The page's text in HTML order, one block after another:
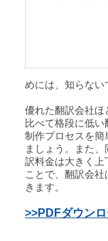
めには、知らない
優れた翻訳会社ほ
比べて格段に低
制作プロセスを簡
ましょう。また
訳料金は大きく上
ことで、翻訳会
きます。
>>PDFダウンロ